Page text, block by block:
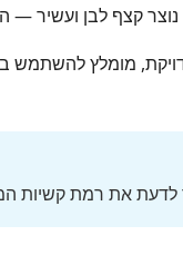
קצף לבן ועשיר —
מומלץ להשתמש ב
את רמת קשיות